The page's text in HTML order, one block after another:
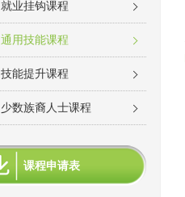
就业挂钩课程
通用技能课程
技能提升课程
少数族裔人士课程
课程申请表